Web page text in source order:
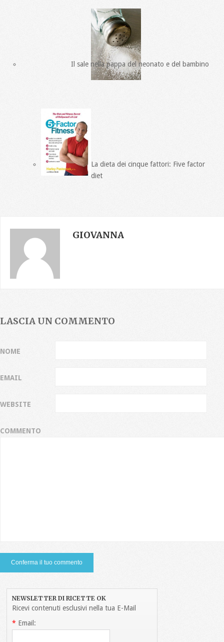
Il sale nella pappa del neonato e del bambino
La dieta dei cinque fattori: Five factor
diet
GIOVANNA
LASCIA UN COMMENTO
NOME
EMAIL
WEBSITE
COMMENTO
NEWSLETTER DI RICETTE OK
Ricevi contenuti esclusivi nella tua E-Mail
* Email: